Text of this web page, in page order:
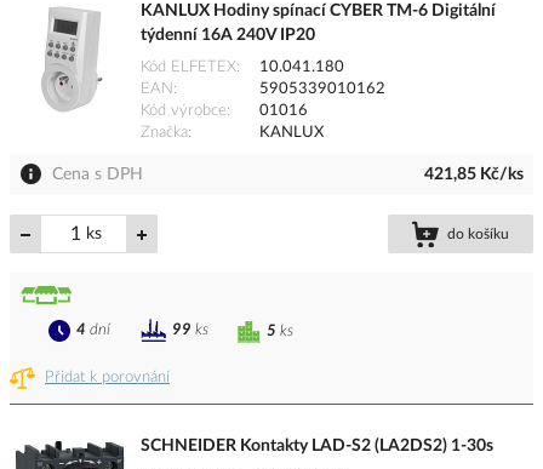
KANLUX Hodiny spínací CYBER TM-6 Digitální
týdenní 16A 240V IP20
Kód ELFETEX
10.041.180
EAN
5905339010162
Kód výrobce
01016
Značka
KANLUX
Cena s DPH 421,85 Kč/ks
ks do košíku
Přidat k porovnání
5 ks
4 dní 99 ks
SCHNEIDER Kontakty LAD-S2 (LA2DS2) 1-30s